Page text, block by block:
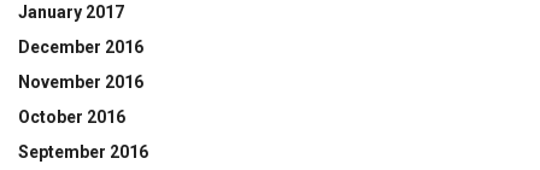
January 2017
December 2016
November 2016
October 2016
September 2016